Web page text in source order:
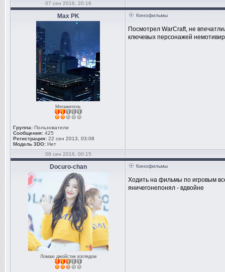
07 сен 2016, 20:16
Max PK
Мегажитель
Группа: Пользователи
Сообщения: 425
Регистрация: 22 сен 2013, 03:08
Модель 3DO: Нет
Кинофильмы
Посмотрел WarCraft, не
ключевых персонажей
08 сен 2016, 00:15
Docuro-chan
Ломаю джойстик взглядом
Кинофильмы
Ходить на фильмы по игровым
яничегонепонял - вдвойне